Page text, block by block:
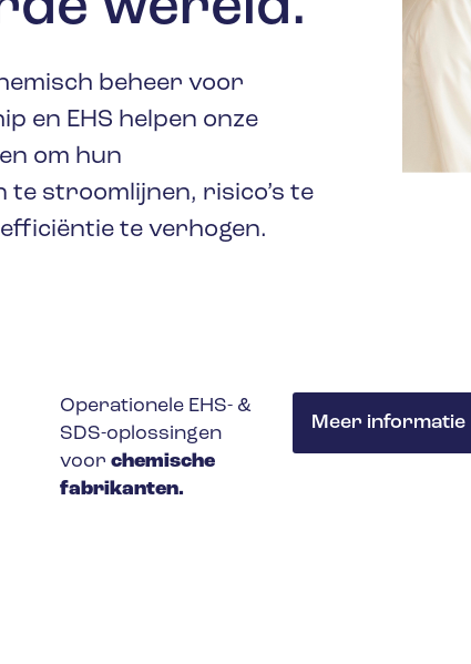
beheer voor
en EHS helpen onze
om hun
te stroomlijnen, risico’s te
te verhogen.
Operationele EHS- &
SDS-oplossingen
voor chemische
fabrikanten.
Meer informatie